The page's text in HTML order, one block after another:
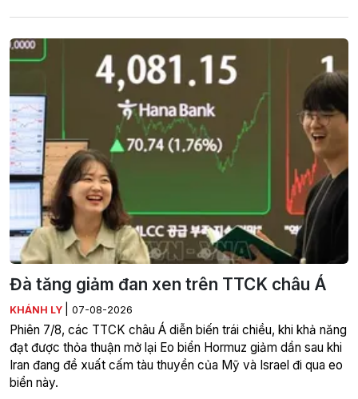
Đà tăng giảm đan xen trên TTCK châu Á
KHÁNH LY 07-08-2026
Phiên 7/8, các TTCK châu Á diễn biến trái chiều, khi khả năng
đạt được thỏa thuận mở lại Eo biển Hormuz giảm dần sau khi
Iran đang đề xuất cấm tàu thuyền của Mỹ và Israel đi qua eo
biển này.